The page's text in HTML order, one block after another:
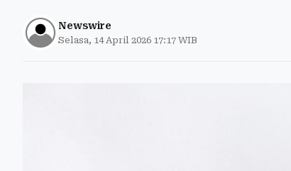
Newswire
Selasa, 14 April 2026 17:17 WIB